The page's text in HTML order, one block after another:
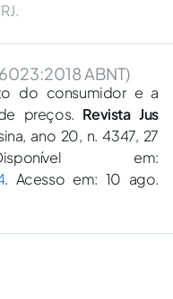
ABNT)
do consumidor e a
preços. Revista Jus
ano 20, n. 4347, 27
em:
. Acesso em: 10 ago.